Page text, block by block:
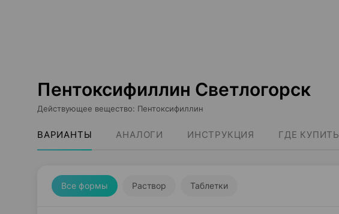
Пентоксифиллин Светлогорск
Действующее вещество: Пентоксифиллин
ВАРИАНТЫ АНАЛОГИ ИНСТРУКЦИЯ ГДЕ КУПИТЬ
Все формы Раствор Таблетки